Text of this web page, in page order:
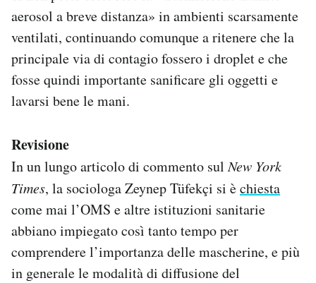
aerosol a breve distanza» in ambienti scarsamente
ventilati, continuando comunque a ritenere che la
principale via di contagio fossero i droplet e che
fosse quindi importante sanificare gli oggetti e
lavarsi bene le mani.
Revisione
In un lungo articolo di commento sulNew York
Times, la sociologa Zeynep Tüfekçi si èchiesta
come mai l’OMS e altre istituzioni sanitarie
abbiano impiegato così tanto tempo per
comprendere l’importanza delle mascherine, e più
in generale le modalità di diffusione del